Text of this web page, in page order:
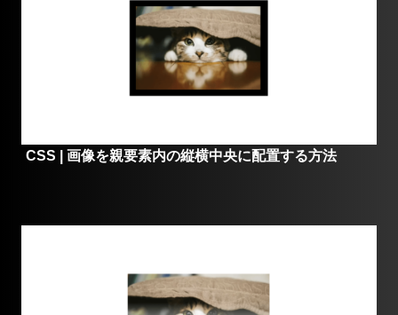
CSS | 画像を親要素内の縦横中央に配置する方法